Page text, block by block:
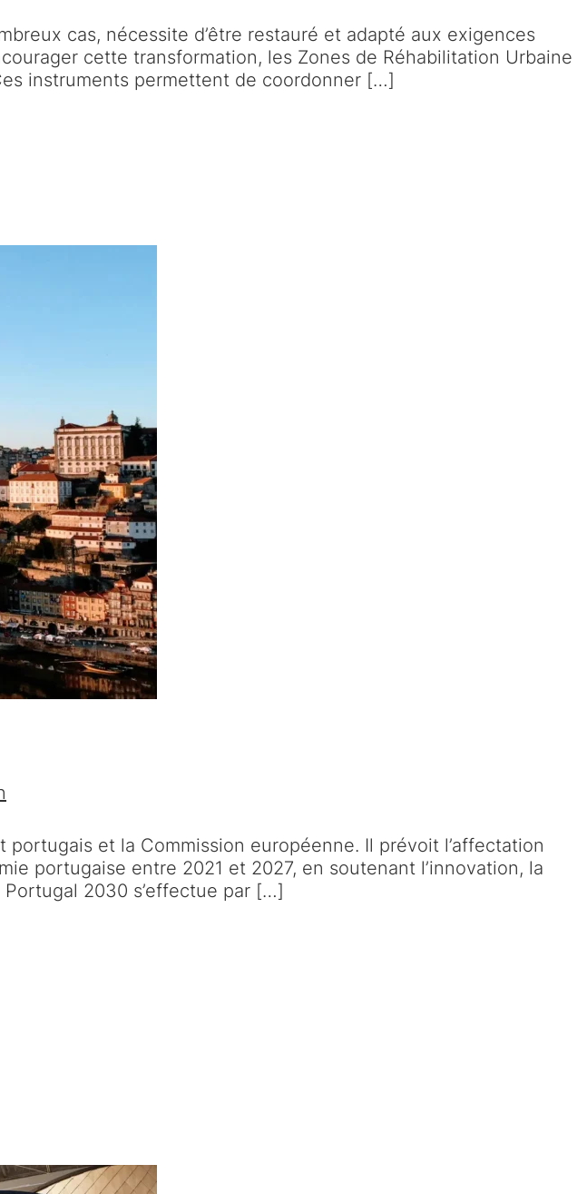
cas, nécessite d’être restauré et adapté aux exigences
cette transformation, les Zones de Réhabilitation Urbaine
instruments permettent de coordonner […]
portugais et la Commission européenne. Il prévoit l’affectation
portugaise entre 2021 et 2027, en soutenant l’innovation, la
2030 s’effectue par […]